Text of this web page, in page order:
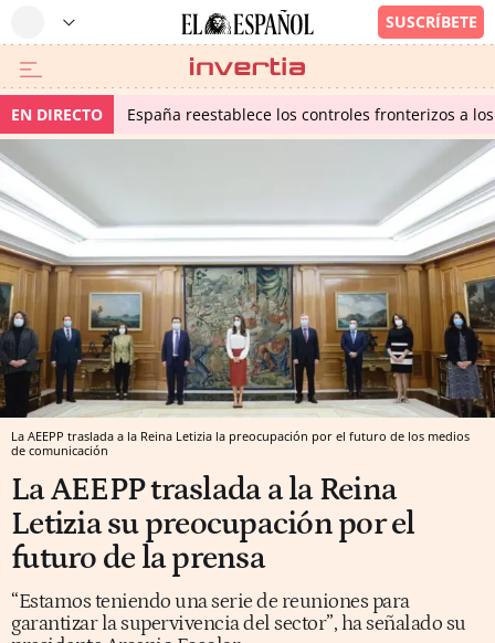
EN DIRECTO España reestablece los controles fronterizos a
La AEEPP traslada a la Reina Letizia la preocupación por el futuro de los medios
de comunicación
La AEEPP traslada a la Reina
Letizia su preocupación por el
futuro de la prensa
“Estamos teniendo una serie de reuniones para
garantizar la supervivencia del sector”, ha señalado su